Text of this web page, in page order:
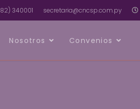
340001 secretaria@cncsp.com.py
Nosotros Convenios